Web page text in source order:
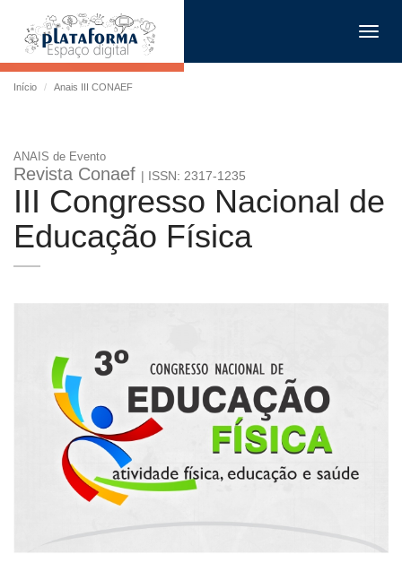
Início Anais III CONAEF
ANAIS de Evento
Revista Conaef | ISSN: 2317-1235
III Congresso Nacional de
Educação Física